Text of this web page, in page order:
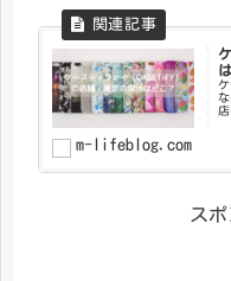
ケ
m-lifeblog.com
ス